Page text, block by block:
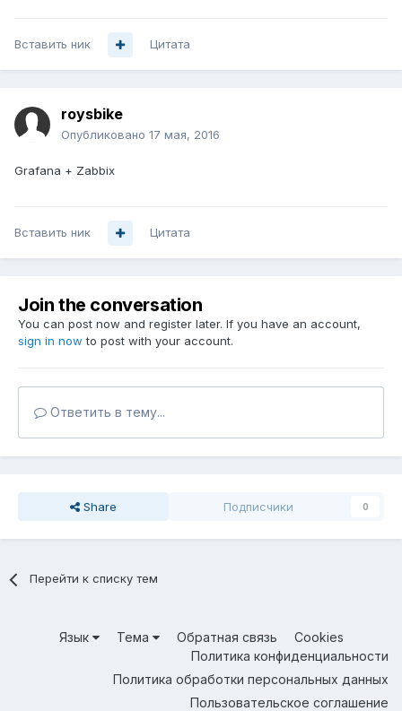
Вставить ник Цитата
roysbike
Опубликовано 17 мая, 2016
Grafana + Zabbix
Вставить ник Цитата
Join the conversation
You can post now and register later. If you have an account,
sign in now to post with your account.
Ответить в тему...
Share Подписчики 0
Перейти к списку тем
Язык Тема Обратная связь
Cookies
Политика конфиденциальности
Политика обработки персональных данных
Пользовательское соглашение